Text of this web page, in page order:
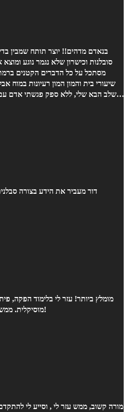
בנאדם מדהים!! יוצר תותח שמבין
סובלנות וכישרון שלא נגמר נוגע
מסתכל על כל הדברים הקטנים
שיעורי בית והמון המון רעיונות במוח
השלב הבא שלי, ללא ספק פגשתי אדם
דור מעביר את הידע בצורה
מומלץ ביותר! עזר לי בלימוד הפקה,
מוסיקלית. ממשיך ללימוד הלחת סאונדטרק!
מורה קשוב, ממש עזר לי , וסייע לי